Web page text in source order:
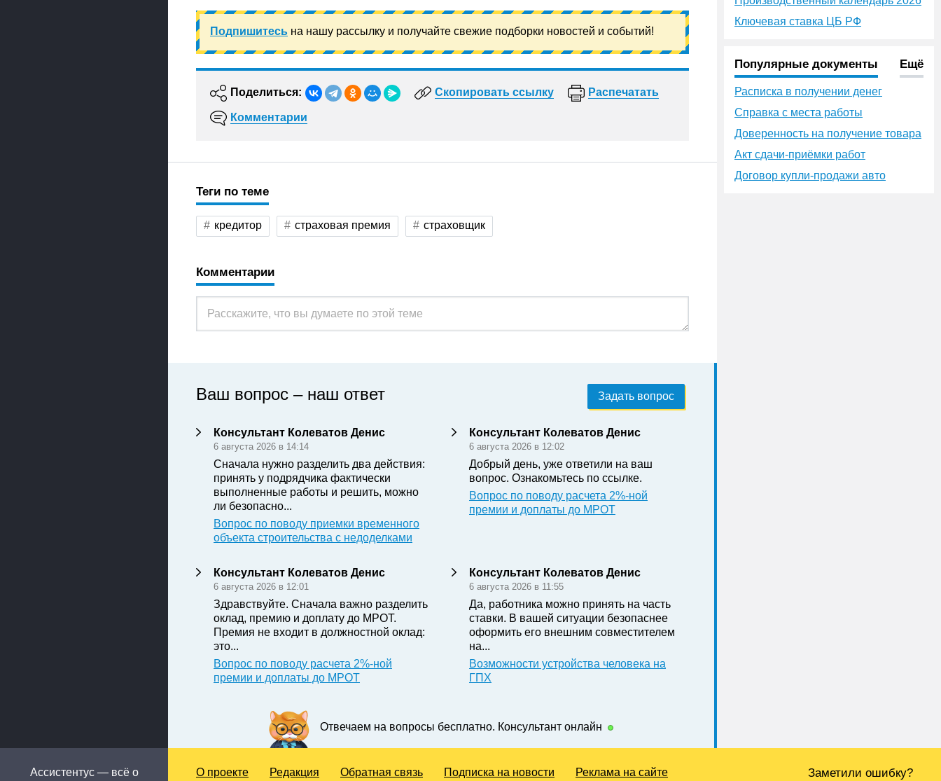
Подпишитесь на нашу рассылку и получайте свежие подборки новостей и событий!
Поделиться: Скопировать ссылку Распечатать
Комментарии
Теги по теме
кредитор страховая премия страховщик
Комментарии
Ваш вопрос – наш ответ Задать вопрос
Консультант Колеватов Денис
6 августа 2026 в 14:14
Сначала нужно разделить два действия:
принять у подрядчика фактически
выполненные работы и решить, можно
ли безопасно...
Вопрос по поводу приемки временного
объекта строительства с недоделками
Консультант Колеватов Денис
6 августа 2026 в 12:02
Добрый день, уже ответили на ваш
вопрос. Ознакомьтесь по ссылке .
Вопрос по поводу расчета 2%-ной
премии и доплаты до МРОТ
Консультант Колеватов Денис
6 августа 2026 в 12:01
Здравствуйте. Сначала важно разделить
оклад, премию и доплату до МРОТ.
Премия не входит в должностной оклад:
это...
Вопрос по поводу расчета 2%-ной
премии и доплаты до МРОТ
Консультант Колеватов Денис
6 августа 2026 в 11:55
Да, работника можно принять на часть
ставки. В вашей ситуации безопаснее
оформить его внешним совместителем
на...
Возможности устройства человека на
ГПХ
Отвечаем на вопросы бесплатно. Консультант онлайн
Ключевая ставка ЦБ РФ
Популярные документы Ещё
Расписка в получении денег
Справка с места работы
Доверенность на получение товара
Акт сдачи-приёмки работ
Договор купли-продажи авто
Ассистентус — всё о
Заметили ошибку?
О проекте Редакция Обратная связь Подписка на новости Реклама на сайте